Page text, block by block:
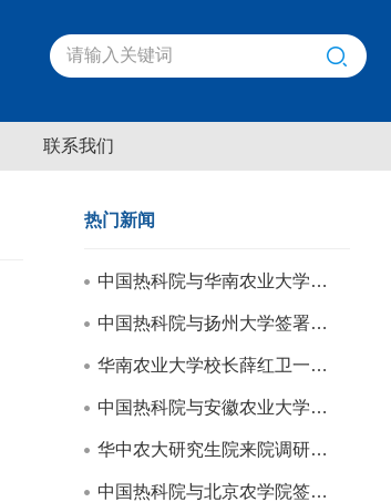
联系我们
热门新闻
中国热科院与华南农业大学签署合作框架协议
中国热科院与扬州大学签署合作框架协议
华南农业大学校长薛红卫一行来院调研交流
中国热科院与安徽农业大学签署合作框架协议
华中农大研究生院来院调研交流
中国热科院与北京农学院签署战略合作框架协议